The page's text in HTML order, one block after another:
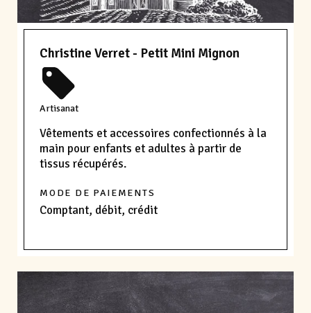
Christine Verret - Petit Mini Mignon
Artisanat
Vêtements et accessoires confectionnés à la
main pour enfants et adultes à partir de
tissus récupérés.
MODE DE PAIEMENTS
Comptant, débit, crédit